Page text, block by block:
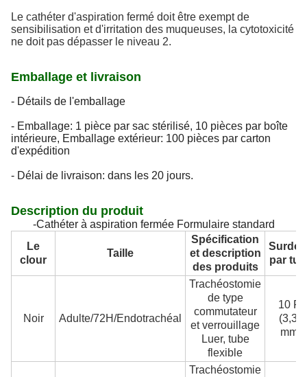
Le cathéter d'aspiration fermé doit être exempt de
sensibilisation et d'irritation des muqueuses, la cytotoxicité
ne doit pas dépasser le niveau 2.
Emballage et livraison
- Détails de l'emballage
- Emballage: 1 pièce par sac stérilisé, 10 pièces par boîte
intérieure, Emballage extérieur: 100 pièces par carton
d'expédition
- Délai de livraison: dans les 20 jours.
Description du produit
-Cathéter à aspiration fermée Formulaire standard
Le
clour
Taille
Spécification
et description
des produits
par
Noir Adulte/72H/Endotrachéal
Trachéostomie
de type
commutateur
et verrouillage
Luer, tube
flexible
10 Fr
(3,35
mm)
Trachéostomie